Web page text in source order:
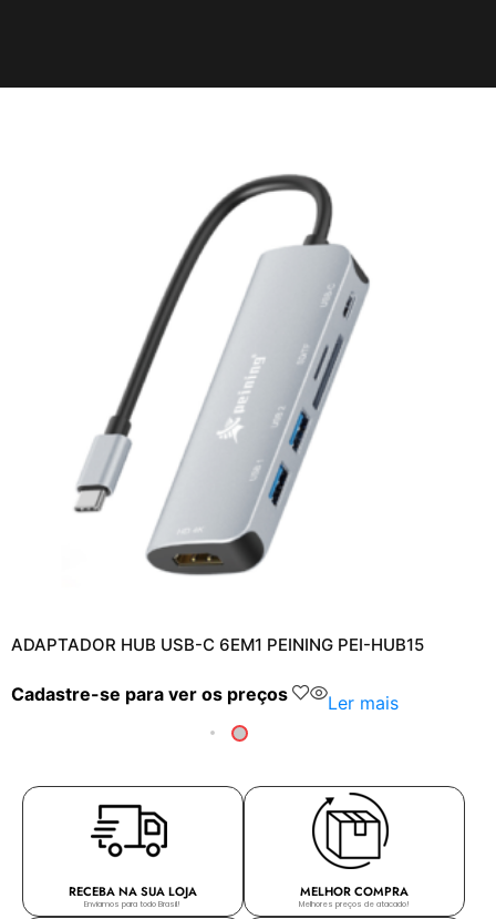
ADAPTADOR HUB USB-C 6EM1 PEINING PEI-HUB15
Cadastre-se para ver os preços Ler mais
RECEBA NA SUA LOJA
Enviamos para todo Brasil!
MELHOR COMPRA
Melhores preços de atacado!